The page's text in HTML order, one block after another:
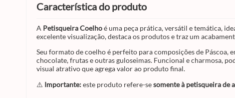
característica do produto
A Petisqueira Coelhoé uma peça prática, versátil e temática,
excelente visualização, destaca os produtos e traz um
Seu formato de coelho é perfeito para composições de
chocolate, frutas e outras guloseimas. Funcional e charmosa,
visual atrativo que agrega valor ao produto final.
⚠️ Importante:este produto refere-sesomente à petisqueira de